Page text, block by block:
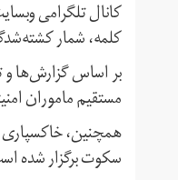
کلمه، شمار کشته‌شدگان
بر اساس گزارش‌ها و
مستقیم ماموران
همچنین، خاکسپاری
سکوت برگزار شده‌